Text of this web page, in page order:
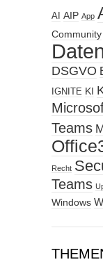
AI AIP App
Community
DSGVO
IGNITE KI
Teams
Recht
Teams
Windows